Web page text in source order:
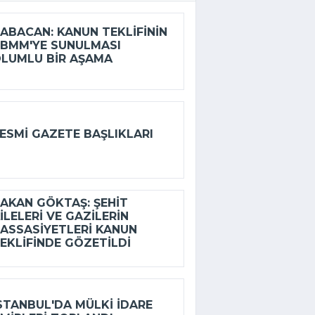
KANUN TEKLIFININ
SUNULMASI
BIR AŞAMA
GAZETE BAŞLIKLARI
GÖKTAŞ: ŞEHIT
VE GAZILERIN
KANUN
GÖZETILDI
MÜLKI IDARE